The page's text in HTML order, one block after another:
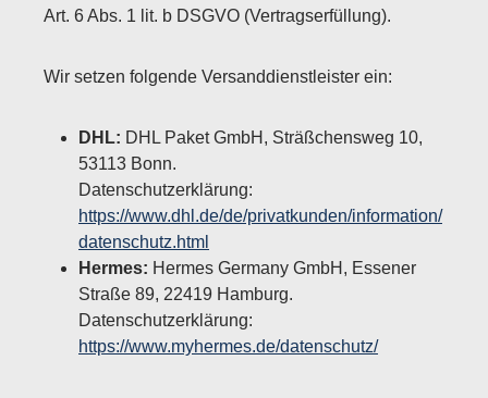
Art. 6 Abs. 1 lit. b DSGVO (Vertragserfüllung).
Wir setzen folgende Versanddienstleister ein:
DHL: DHL Paket GmbH, Sträßchensweg 10,
53113 Bonn.
Datenschutzerklärung:
https://www.dhl.de/de/privatkunden/information/
datenschutz.html
Hermes: Hermes Germany GmbH, Essener
Straße 89, 22419 Hamburg.
Datenschutzerklärung:
https://www.myhermes.de/datenschutz/